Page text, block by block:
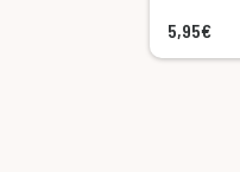
5,95€